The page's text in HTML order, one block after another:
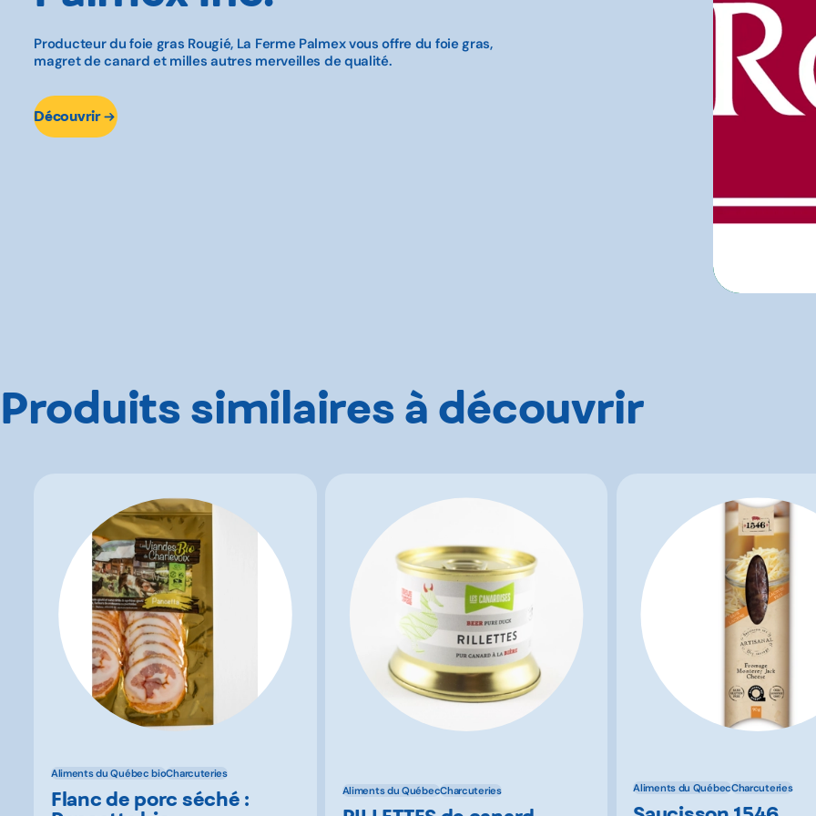
Producteur du foie gras Rougié, La Ferme Palmex vous offre du foie gras,
magret de canard et milles autres merveilles de qualité.
Découvrir
Produits similaires à découvrir
Aliments du Québec bioCharcuteries
Flanc de porc séché :
Aliments du QuébecCharcuteries Aliments du QuébecCharcuteries